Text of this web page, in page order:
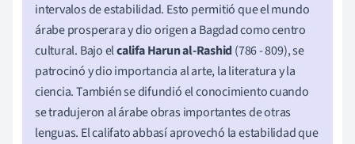
intervalos de estabilidad. Esto permitió que el mundo
árabe prosperara y dio origen a Bagdad como centro
cultural. Bajo elcalifa Harun al-Rashid (786 - 809), se
patrocinó y dio importancia al arte, la literatura y la
ciencia. También se difundió el conocimiento cuando
se tradujeron al árabe obras importantes de otras
lenguas. El califato abbasíaprovechó la estabilidad que